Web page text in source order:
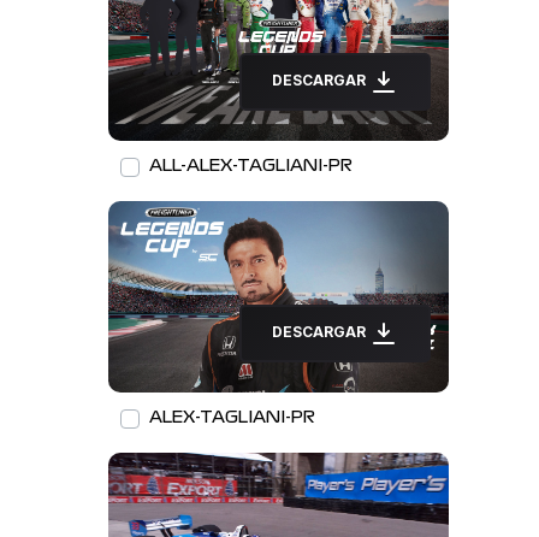
DESCARGAR
ALL-ALEX-TAGLIANI-PR
DESCARGAR
ALEX-TAGLIANI-PR